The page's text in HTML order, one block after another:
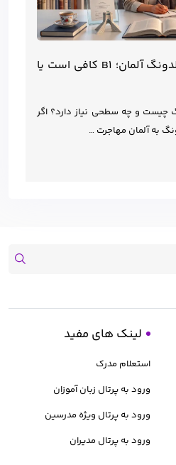
مدرک زبان برای اوسبیلدونگ آلمان؛ B1 کافی است یا
چیست و چه سطحی نیاز دارد؟ اگر
به آلمان مهاجرت …
لینک های مفید
استعلام مدرک
ورود به پرتال زبان آموزان
ورود به پرتال ویژه مدرسین
ورود به پرتال مدیران